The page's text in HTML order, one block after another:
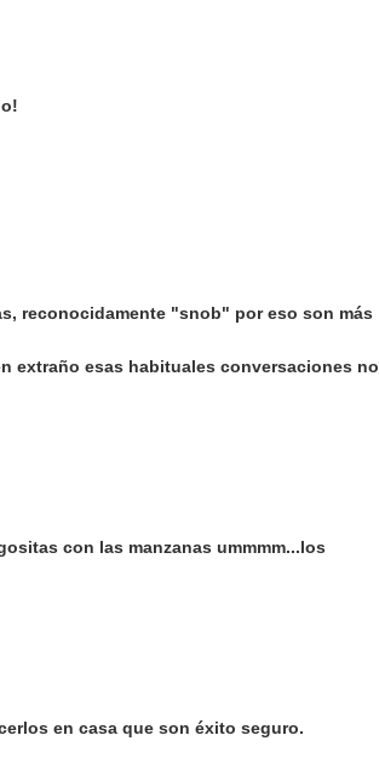
reconocidamente "snob" por eso son más
extraño esas habituales conversaciones no
con las manzanas ummmm...los
en casa que son éxito seguro.